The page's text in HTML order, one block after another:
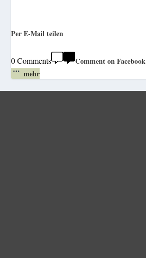
Per E-Mail teilen
0 Comments
Comment on Facebook
mehr